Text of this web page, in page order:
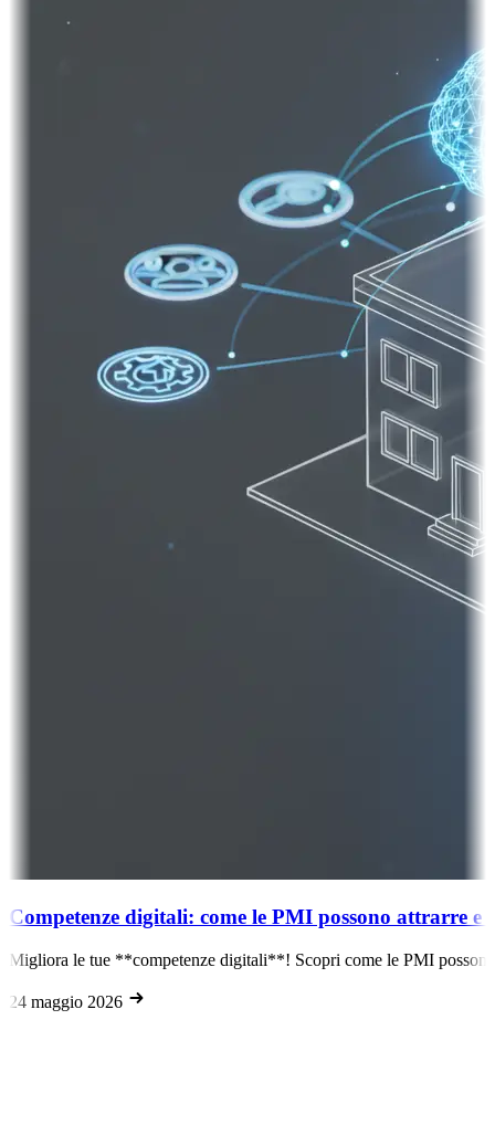
Competenze digitali: come le PMI possono attrarre
Migliora le tue **competenze digitali**! Scopri come le PMI
24 maggio 2026